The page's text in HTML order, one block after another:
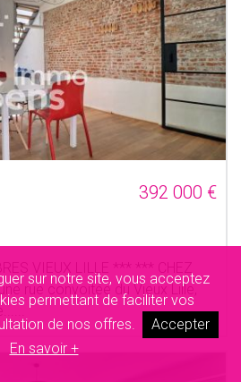
sur notre site, vous acceptez
permettant de faciliter vos
de nos offres.
Accepter
En savoir +
392 000 €
VIEUX LILLE *** *** CHEZ
rue convoitée du Vieux Lille,